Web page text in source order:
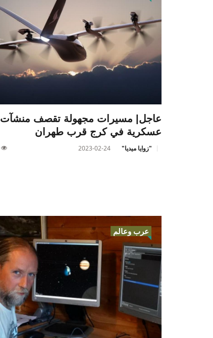
عاجل| مسيرات مجهولة تقصف منشآت
عسكرية في كرج قرب طهران
"زوايا ميديا" 2023-02-24
عرب وعالم